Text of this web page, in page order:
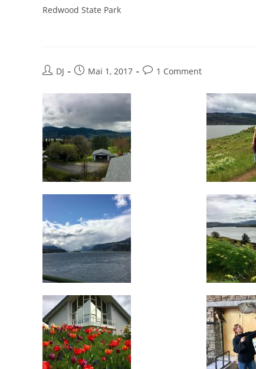
Redwood State Park
Beitrags-
DJ
BeitragMai 1, 2017
Beitrags-
1 Comment